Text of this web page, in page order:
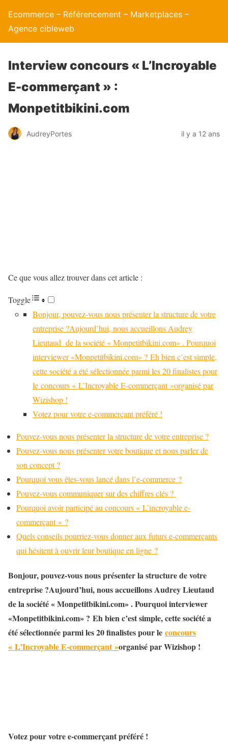
Ecommerce – Référencement – Marketplaces –
Agence cibleweb
Interview concours « L’Incroyable
E-commerçant » :
Monpetitbikini.com
AudreyPortes il y a 12 ans
Ce que vous allez trouver dans cet article :
Toggle
Bonjour, pouvez-vous nous présenter la structure de votre
entreprise ?Aujourd’hui, nous accueillons Audrey
Lieutaud de la société « Monpetitbikini.com» . Pourquoi
interviewer «Monpetitbikini.com» ? Eh bien c’est simple,
cette société a été sélectionnée parmi les 20 finalistes pour
le concours « L’Incroyable E-commerçant »organisé par
Wizishop !
Votez pour votre e-commerçant préféré !
Pouvez-vous nous présenter la structure de votre entreprise ?
Pouvez-vous nous présenter votre boutique et nous parler de
son concept ?
Pourquoi vous êtes-vous lancé dans l’e-commerce ?
Pouvez-vous communiquer sur des chiffres clés ?
Pourquoi avoir participé au concours « L’incroyable e-
commerçant » ?
Quels conseils pourriez-vous donner aux futurs e-commerçants
qui hésitent à ouvrir leur boutique en ligne ?
Bonjour, pouvez-vous nous présenter la structure de votre
entreprise ?Aujourd’hui, nous accueillons Audrey Lieutaud
de la société « Monpetitbikini.com» . Pourquoi interviewer
«Monpetitbikini.com» ? Eh bien c’est simple, cette société a
été sélectionnée parmi les 20 finalistes pour le concours
« L’Incroyable E-commerçant »organisé par Wizishop !
Votez pour votre e-commerçant préféré !